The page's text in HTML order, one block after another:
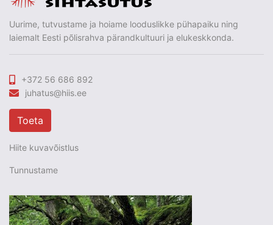
Uurime, tutvustame ja hoiame looduslikke pühapaiku ning
laiemalt Eesti põlisrahva pärandkultuuri ja elukeskkonda.
+372 56 686 892
juhatus@hiis.ee
Toeta
Hiite kuvavõistlus
Tunnustame